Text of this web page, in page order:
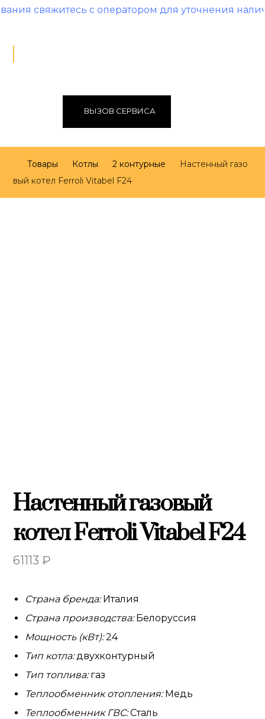
с оператором для уточнения наличия и
ВЫЗОВ СЕРВИСА
Товары Котлы 2 контурные
Настенный газо
вый котел Ferroli Vitabel F24
Настенный газовый
котел Ferroli Vitabel F24
61113₽
Страна бренда:Италия
Страна производства:Белоруссия
Мощность (кВт):24
Тип котла:двухконтурный
Тип топлива:газ
Теплообменник отопления:Медь
Теплообменник ГВС:Сталь